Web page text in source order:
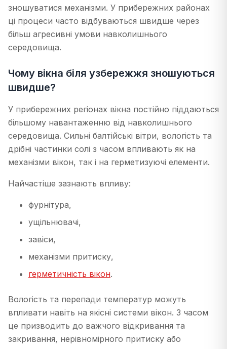
зношуватися механізми. У прибережних районах
ці процеси часто відбуваються швидше через
більш агресивні умови навколишнього
середовища.
Чому вікна біля узбережжя зношуються
швидше?
У прибережних регіонах вікна постійно піддаються
більшому навантаженню від навколишнього
середовища. Сильні балтійські вітри, вологість та
дрібні частинки солі з часом впливають як на
механізми вікон, так і на герметизуючі елементи.
Найчастіше зазнають впливу:
фурнітура,
ущільнювачі,
завіси,
механізми притиску,
герметичність вікон.
Вологість та перепади температур можуть
впливати навіть на якісні системи вікон. З часом
це призводить до важчого відкривання та
закривання, нерівномірного притиску або